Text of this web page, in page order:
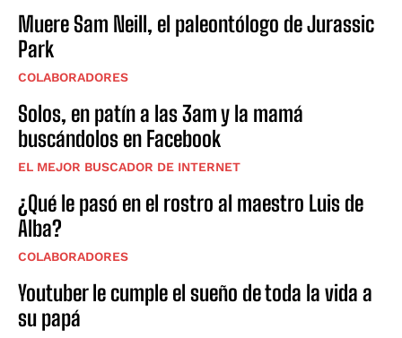
Muere Sam Neill, el paleontólogo de Jurassic
Park
COLABORADORES
Solos, en patín a las 3am y la mamá
buscándolos en Facebook
EL MEJOR BUSCADOR DE INTERNET
¿Qué le pasó en el rostro al maestro Luis de
Alba?
COLABORADORES
Youtuber le cumple el sueño de toda la vida a
su papá